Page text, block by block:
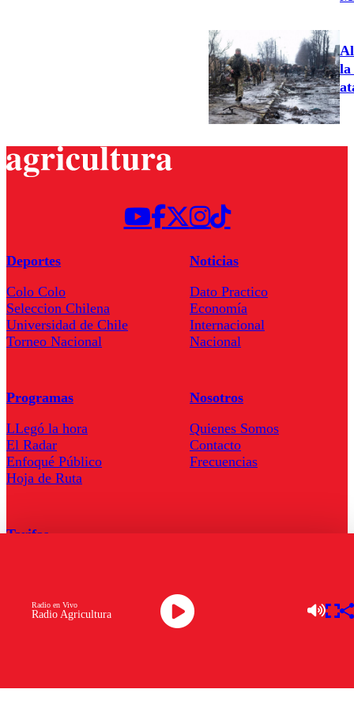
la
Radio Agricultura
Radio en Vivo
Deportes
Colo Colo
Seleccion Chilena
Universidad de Chile
Torneo Nacional
Noticias
Dato Practico
Economía
Internacional
Nacional
Programas
LLegó la hora
El Radar
Enfoqué Público
Hoja de Ruta
Nosotros
Quienes Somos
Contacto
Frecuencias
Tarifas
Descarga la APP